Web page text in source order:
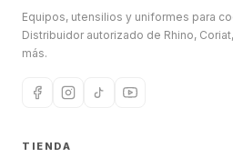
Equipos, utensilios y uniformes para
Distribuidor autorizado de Rhino,
más.
TIENDA